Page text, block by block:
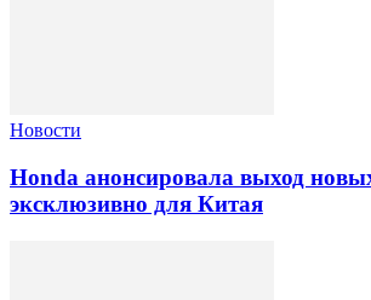
Новости
Honda анонсировала выход
эксклюзивно для Китая